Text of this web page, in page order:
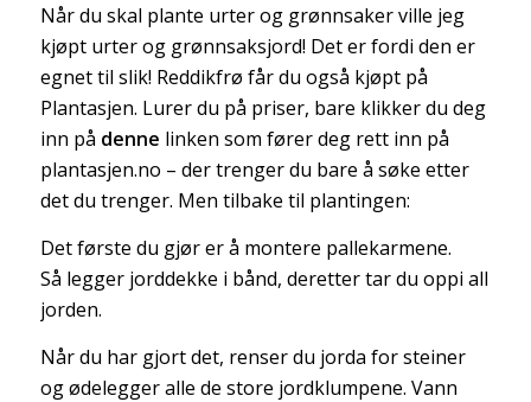
Når du skal plante urter og grønnsaker ville jeg
kjøpt urter og grønnsaksjord! Det er fordi den er
egnet til slik! Reddikfrø får du også kjøpt på
Plantasjen. Lurer du på priser, bare klikker du deg
inn på denne linken som fører deg rett inn på
plantasjen.no – der trenger du bare å søke etter
det du trenger. Men tilbake til plantingen:
Det første du gjør er å montere pallekarmene.
Så legger jorddekke i bånd, deretter tar du oppi all
jorden.
Når du har gjort det, renser du jorda for steiner
og ødelegger alle de store jordklumpene. Vann